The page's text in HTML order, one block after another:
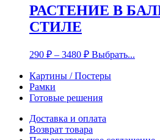
РАСТЕНИЕ В
СТИЛЕ
290 ₽ – 3480 ₽ Выбрать...
Картины / Постеры
Рамки
Готовые решения
Доставка и оплата
Возврат товара